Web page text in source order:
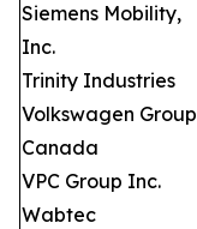
Siemens Mobility,
Inc.
Trinity Industries
Volkswagen Group
Canada
VPC Group Inc.
Wabtec